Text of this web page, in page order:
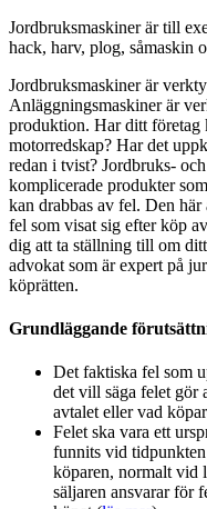
Jordbruksmaskiner är till
hack, harv, plog, såmaskin
Jordbruksmaskiner är
Anläggningsmaskiner är
produktion. Har ditt företag
motorredskap? Har det
redan i tvist? Jordbruks-
komplicerade produkter
kan drabbas av fel. Den
fel som visat sig efter köp
dig att ta ställning till om
advokat som är expert på
köprätten.
Grundläggande
Det faktiska fel som
det vill säga felet gör
avtalet eller vad
Felet ska vara ett
funnits vid
köparen, normalt vid
säljaren ansvarar för